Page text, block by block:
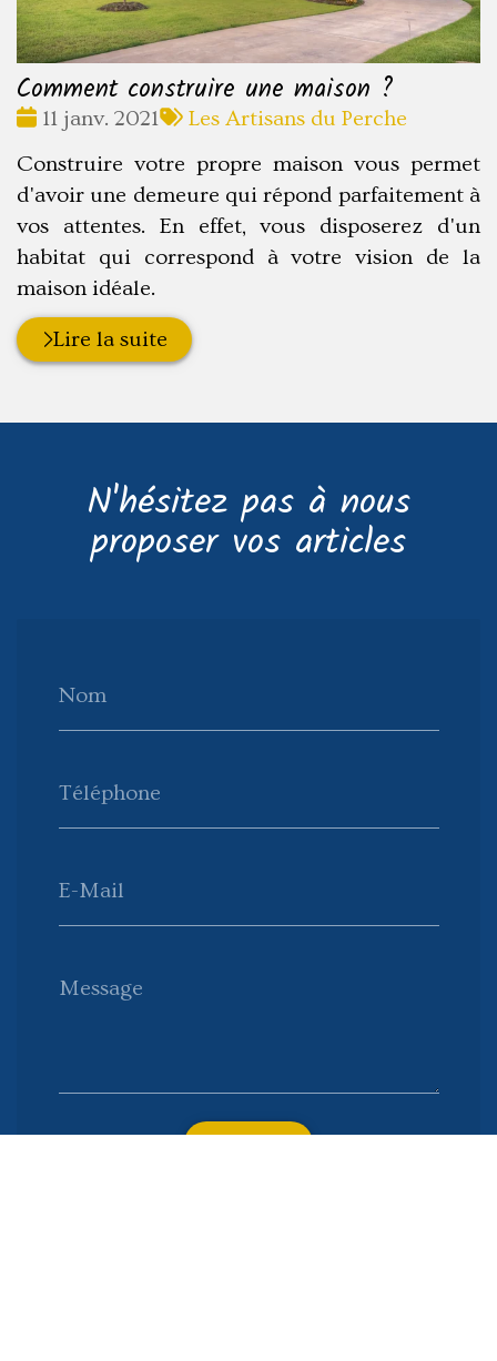
Comment construire une maison ?
Date
11 janv. 2021
Tags
Les Artisans du Perche
Construire votre propre maison vous permet
d'avoir une demeure qui répond parfaitement à
vos attentes. En effet, vous disposerez d'un
habitat qui correspond à votre vision de la
maison idéale.
Lire la suite
N'hésitez pas à nous
proposer vos articles
Nom
Téléphone
E-Mail
Message
Envoyer